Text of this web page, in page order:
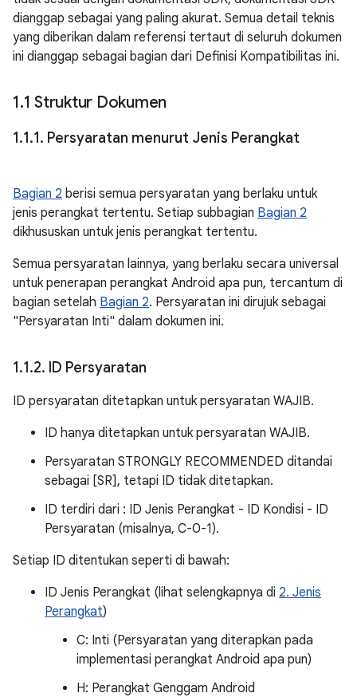
dianggap sebagai yang paling akurat. Semua detail teknis
yang diberikan dalam referensi tertaut di seluruh dokumen
ini dianggap sebagai bagian dari Definisi Kompatibilitas ini.
1.1 Struktur Dokumen
1.1.1. Persyaratan menurut Jenis Perangkat
Bagian 2 berisi semua persyaratan yang berlaku untuk
jenis perangkat tertentu. Setiap subbagian Bagian 2
dikhususkan untuk jenis perangkat tertentu.
Semua persyaratan lainnya, yang berlaku secara universal
untuk penerapan perangkat Android apa pun, tercantum di
bagian setelah Bagian 2. Persyaratan ini dirujuk sebagai
"Persyaratan Inti" dalam dokumen ini.
1.1.2. ID Persyaratan
ID persyaratan ditetapkan untuk persyaratan WAJIB.
ID hanya ditetapkan untuk persyaratan WAJIB.
Persyaratan STRONGLY RECOMMENDED ditandai
sebagai [SR], tetapi ID tidak ditetapkan.
ID terdiri dari : ID Jenis Perangkat - ID Kondisi - ID
Persyaratan (misalnya, C-0-1).
Setiap ID ditentukan seperti di bawah:
ID Jenis Perangkat (lihat selengkapnya di 2. Jenis
Perangkat)
C: Inti (Persyaratan yang diterapkan pada
implementasi perangkat Android apa pun)
H: Perangkat Genggam Android